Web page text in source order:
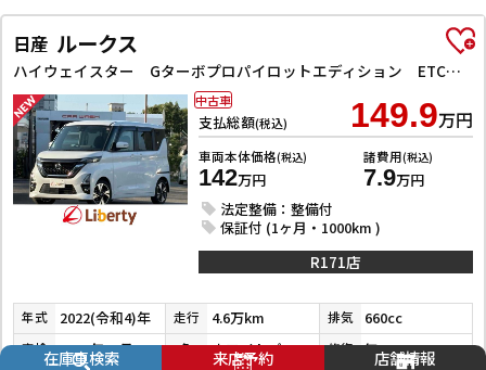
日産 ルークス
ハイウェイスター Gターボプロパイロットエディション ETC 全周囲カメラ 両側電動スライドドア ナビ TV クリアランスソナー オートクルーズコントロール オートライト スマートキー アイドリングストップ 電動格納ミラー CVT Bluetooth
支払総額(税込) 149.9万円
車両本体価格(税込)
142万円
諸費用(税込)
7.9万円
法定整備：整備付
保証付 (1ヶ月・1000km )
中古車
R171店
年式 2022(令和4)年 走行 4.6万km 排気 660cc
車検 2027年11月 色 ホワイトパール３コートパール 修復 無
在庫車検索 来店予約 店舗情報